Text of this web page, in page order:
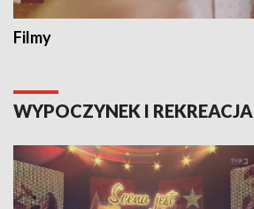
Filmy
WYPOCZYNEK I REKREACJA